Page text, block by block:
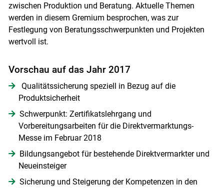
zwischen Produktion und Beratung. Aktuelle Themen
werden in diesem Gremium besprochen, was zur
Festlegung von Beratungsschwerpunkten und Projekten
wertvoll ist.
Vorschau auf das Jahr 2017
Qualitätssicherung speziell in Bezug auf die
Produktsicherheit
Schwerpunkt: Zertifikatslehrgang und
Vorbereitungsarbeiten für die Direktvermarktungs-
Messe im Februar 2018
Bildungsangebot für bestehende Direktvermarkter und
Neueinsteiger
Sicherung und Steigerung der Kompetenzen in den